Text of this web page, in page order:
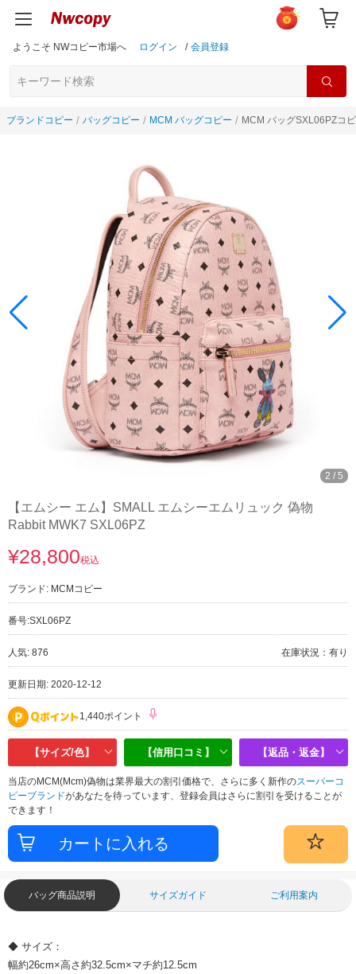
ようこそ NWコピー市場へ ログイン / 会員登録
ブランドコピー バッグコピー MCM バッグコピー MCM バッグSXL06PZコ
2 / 5
【エムシー エム】SMALL エムシーエムリュック 偽物
Rabbit MWK7 SXL06PZ
¥28,800税込
ブランド: MCMコピー
番号:SXL06PZ
人気: 876 在庫状況：有り
更新日期: 2020-12-12
1,440ポイント
【サイズ/色】 【信用口コミ】 【返品・返金】
当店のMCM(Mcm)偽物は業界最大の割引価格で、さらに多く新作のスーパーコ
ピーブランドがあなたを待っています、登録会員はさらに割引を受けることが
できます！
バッグ商品説明 サイズガイド ご利用案内
◆ サイズ：
幅約26cm×高さ約32.5cm×マチ約12.5cm